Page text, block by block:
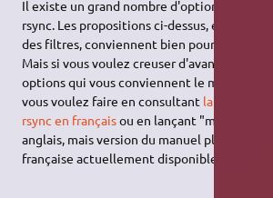
Il existe un grand nombre d'options que l'on
rsync. Les propositions ci-dessus,
des filtres, conviennent bien pour une
Mais si vous voulez creuser d'avantage,
options qui vous conviennent le mieux, en
vous voulez faire en consultant la
rsync en françaisou en lançant "man rsync"
anglais, mais version du manuel plus
française actuellement disponible).